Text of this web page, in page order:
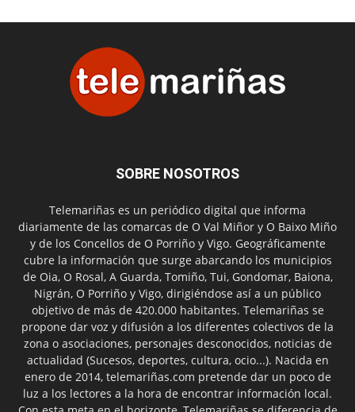
SOBRE NOSOTROS
Telemariñas es un periódico digital que informa
diariamente de las comarcas de O Val Miñor y O Baixo Miño
y de los Concellos de O Porriño y Vigo. Geográficamente
cubre la información que surge abarcando los municipios
de Oia, O Rosal, A Guarda, Tomiño, Tui, Gondomar, Baiona,
Nigrán, O Porriño y Vigo, dirigiéndose así a un público
objetivo de más de 420.000 habitantes. Telemariñas se
propone dar voz y difusión a los diferentes colectivos de la
zona o asociaciones, personajes desconocidos, noticias de
actualidad (Sucesos, deportes, cultura, ocio...). Nacida en
enero de 2014, telemariñas.com pretende dar un poco de
luz a los lectores a la hora de encontrar información local.